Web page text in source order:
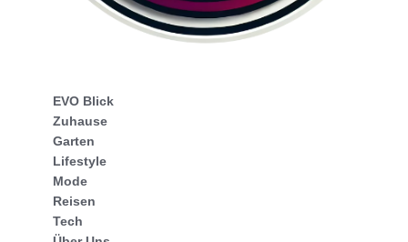
EVO Blick
Zuhause
Garten
Lifestyle
Mode
Reisen
Tech